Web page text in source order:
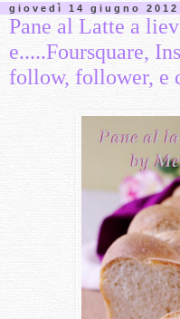
giovedì 14 giugno 2012
Pane al Latte a
e.....Foursquare,
follow, follower, e